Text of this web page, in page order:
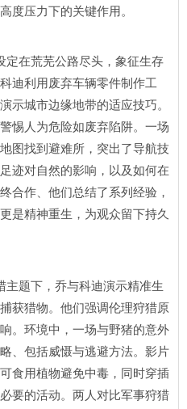
度压力下的关键作用。
定在荒芜公路尽头，象征生存
迪利用废弃车辆零件制作工
示城市边缘地带的适应技巧。
惕人为危险如废弃陷阱。一场
图找到避难所，突出了导航技
迹对自然的影响，以及如何在
合作、他们总结了系列经验，
是精神重生，为观众留下持久
主题下，乔与科迪演示精准生
获猎物。他们强调伦理狩猎原
。环境中，一场与野猪的意外
、包括威慑与逃避方法。影片
食用植物避免中毒，同时穿插
要的活动。两人对比军事狩猎